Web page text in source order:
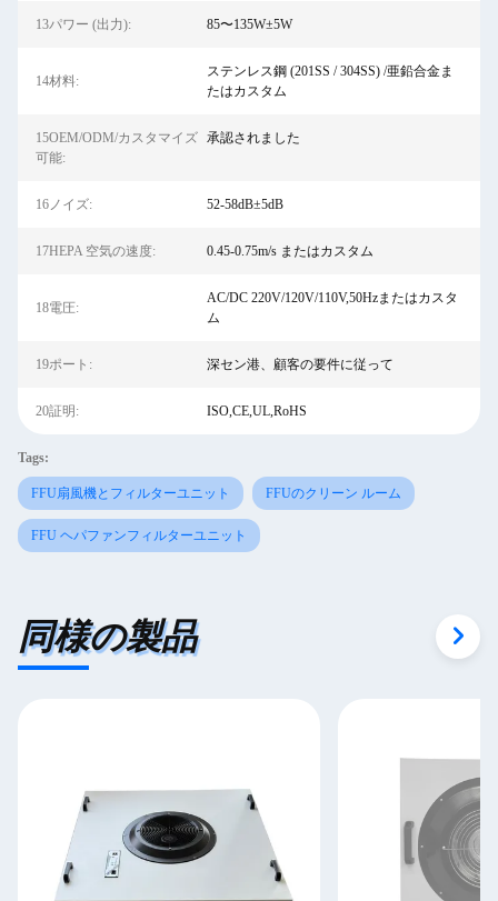
13パワー (出力): 85〜135W±5W
14材料:
ステンレス鋼 (201SS / 304SS) /亜鉛合金ま
たはカスタム
15OEM/ODM/カスタマイズ
可能:
承認されました
16ノイズ: 52-58dB±5dB
17HEPA 空気の速度: 0.45-0.75m/s またはカスタム
18電圧:
AC/DC 220V/120V/110V,50Hzまたはカスタ
ム
19ポート: 深セン港、顧客の要件に従って
20証明: ISO,CE,UL,RoHS
Tags:
FFU扇風機とフィルターユニット FFUのクリーン ルーム
FFU ヘパファンフィルターユニット
同様の製品